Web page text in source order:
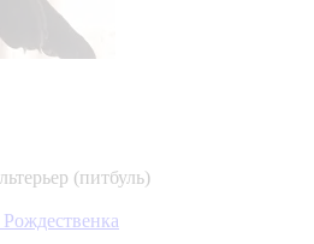
(питбуль)